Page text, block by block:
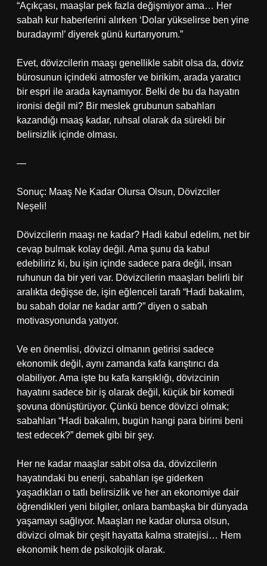
“Açıkçası, maaşlar pek fazla değişmiyor ama… Her
sabah kur haberlerini alırken ‘Dolar yükselirse ben yine
buradayım!’ diyerek günü kurtarıyorum.”
Evet, dövizcilerin maaşı genellikle sabit olsa da, döviz
bürosunun içindeki atmosfer ve birikim, arada yaratıcı
bir espri ile arada kaynamıyor. Belki de bu da hayatın
ironisi değil mi? Bir meslek grubunun sabahları
kazandığı maaş kadar, ruhsal olarak da sürekli bir
belirsizlik içinde olması.
—
Sonuç: Maaş Ne Kadar Olursa Olsun, Dövizciler
Neşeli!
Dövizcilerin maaşı ne kadar? Hadi kabul edelim, net bir
cevap bulmak kolay değil. Ama şunu da kabul
edebiliriz ki, bu işin içinde sadece para değil, insan
ruhunun da bir yeri var. Dövizcilerin maaşları belirli bir
aralıkta değişse de, işin eğlenceli tarafı “Hadi bakalım,
bu sabah dolar ne kadar arttı?” diyen o sabah
motivasyonunda yatıyor.
Ve en önemlisi, dövizci olmanın getirisi sadece
ekonomik değil, aynı zamanda kafa karıştırıcı da
olabiliyor. Ama işte bu kafa karışıklığı, dövizcinin
hayatını sadece bir iş olarak değil, küçük bir komedi
şovuna dönüştürüyor. Çünkü bence dövizci olmak;
sabahları “Hadi bakalım, bugün hangi para birimi beni
test edecek?” demek gibi bir şey.
Her ne kadar maaşlar sabit olsa da, dövizcilerin
hayatındaki bu enerji, sabahları işe giderken
yaşadıkları o tatlı belirsizlik ve her an ekonomiye dair
öğrendikleri yeni bilgiler, onlara bambaşka bir dünyada
yaşamayı sağlıyor. Maaşları ne kadar olursa olsun,
dövizci olmak bir çeşit hayatta kalma stratejisi… Hem
ekonomik hem de psikolojik olarak.